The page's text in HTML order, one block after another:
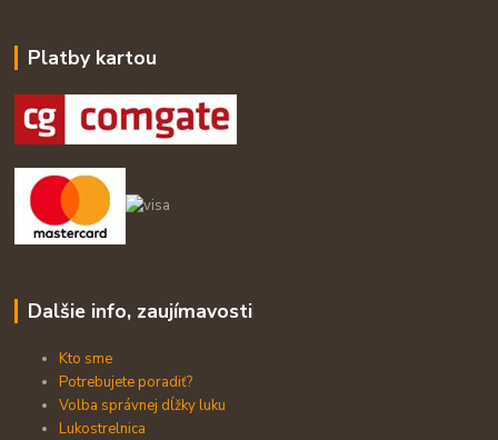
Platby kartou
Dalšie info, zaujímavosti
Kto sme
Potrebujete poradiť?
Volba správnej dĺžky luku
Lukostrelnica